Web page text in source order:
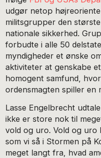
udgør netop
militsgrupper den
nationale sikkerhed.
forbudte i alle 50
myndigheder et ønske
aktiviteter at genskabe
homogent samfund,
ordensmagten spiller en
Lasse Engelbrecht
ikke er store nok til
vold og uro. Vold og uro
som vi så i Stormen på
meget langt fra, hvad